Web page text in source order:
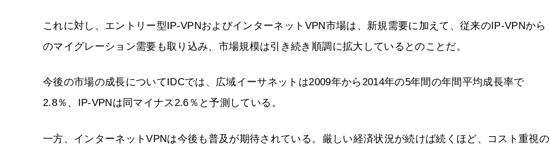
これに対し、エントリー型IP-VPNおよびインターネットVPN市場は、新規需要に加えて、従来のIP-VPNから
のマイグレーション需要も取り込み、市場規模は引き続き順調に拡大しているとのことだ。
今後の市場の成長についてIDCでは、広域イーサネットは2009年から2014年の5年間の年間平均成長率で
2.8％、IP-VPNは同マイナス2.6％と予測している。
一方、インターネットVPNは今後も普及が期待されている。厳しい経済状況が続けば続くほど、コスト重視の